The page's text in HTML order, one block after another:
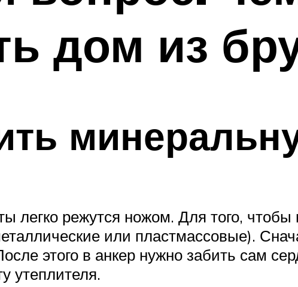
дом из
легко режутся ножом. Для того, чтобы
или пластмассовые).
этого в анкер нужно забить сам
утеплителя.